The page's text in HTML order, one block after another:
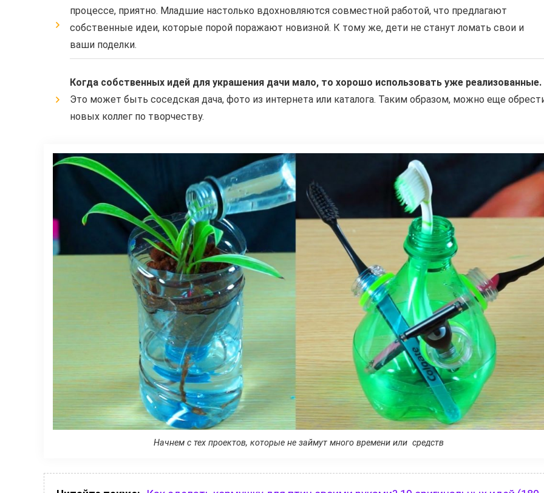
процессе, приятно. Младшие настолько вдохновляются совместной работой, что предлагают
собственные идеи, которые порой поражают новизной. К тому же, дети не станут ломать свои и
ваши поделки.
Когда собственных идей для украшения дачи мало, то хорошо использовать уже реализованные.
Это может быть соседская дача, фото из интернета или каталога. Таким образом, можно еще
новых коллег по творчеству.
Начнем с тех проектов, которые не займут много времени или средств